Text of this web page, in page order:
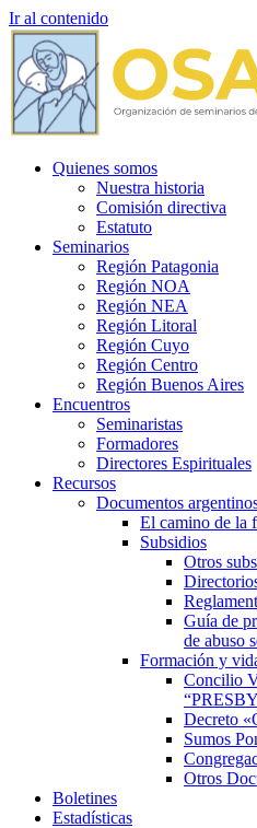
Ir al contenido
Quienes somos
Nuestra historia
Comisión directiva
Estatuto
Seminarios
Región Patagonia
Región NOA
Región NEA
Región Litoral
Región Cuyo
Región Centro
Región Buenos Aires
Encuentros
Seminaristas
Formadores
Directores Espirituales
Recursos
Documentos
El camino de la
Subsidios
Otros
Guía de
de abuso
Formación y
Concilio
Decreto
Sumos
Otros
Boletines
Estadísticas